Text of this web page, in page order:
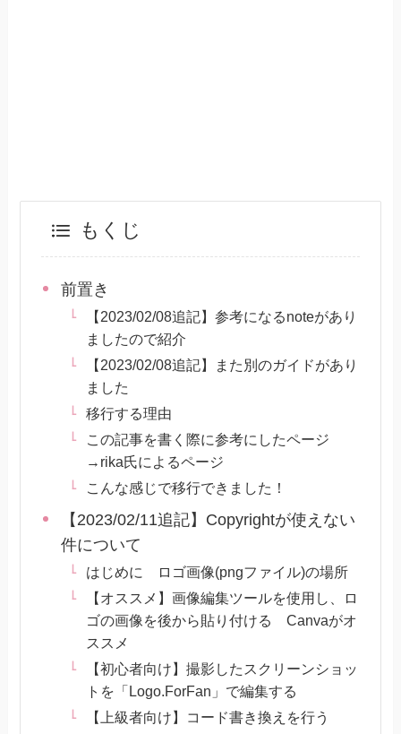
もくじ
前置き
【2023/02/08追記】参考になるnoteがあり
ましたので紹介
【2023/02/08追記】また別のガイドがあり
ました
移行する理由
この記事を書く際に参考にしたページ
→rika氏によるページ
こんな感じで移行できました！
【2023/02/11追記】Copyrightが使えない
件について
はじめに ロゴ画像(pngファイル)の場所
【オススメ】画像編集ツールを使用し、ロ
ゴの画像を後から貼り付ける Canvaがオ
ススメ
【初心者向け】撮影したスクリーンショッ
トを「Logo.ForFan」で編集する
【上級者向け】コード書き換えを行う